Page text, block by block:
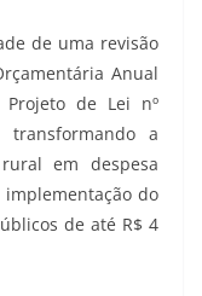
de uma revisão
Anual
de Lei nº
transformando a
em despesa
do
de até R$ 4